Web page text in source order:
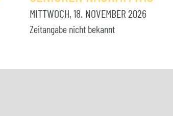
MITTWOCH, 18. NOVEMBER 2026
Zeitangabe nicht bekannt